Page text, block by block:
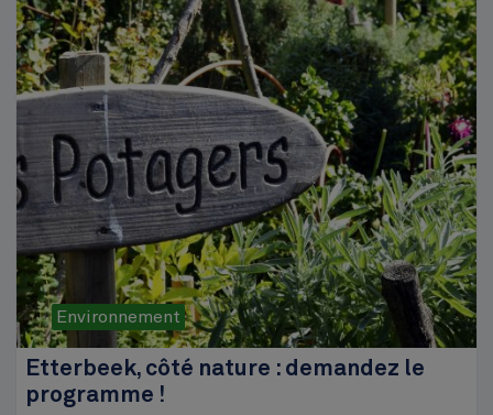
Environnement
Etterbeek, côté nature : demandez le
programme !